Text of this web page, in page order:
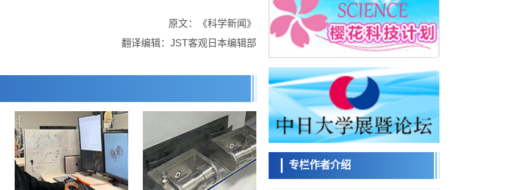
原文：《科学新闻》
翻译编辑：JST客观日本编辑部
日本发布《令和8年版科学技术与创新白皮
书》，解读第七期基本计划首年度政策方向
科学研究
东京大学发现可诱导细胞死亡的新型信使物
质
科学研究
东京都健康长寿医疗中心跨器官揭示衰老过
程中的糖链变化
科学研究
产总研无需石油利用松脂制备石墨前驱体，
可作为电池电极材料
科学研究
东京大学和海上保安厅等发现南海海槽沿线
政策
日本第2次医疗研究开发调整费，根据一线实
专栏作者介绍
日本科学未
来馆 科学交
流员
小岩井忠道 泷川 进